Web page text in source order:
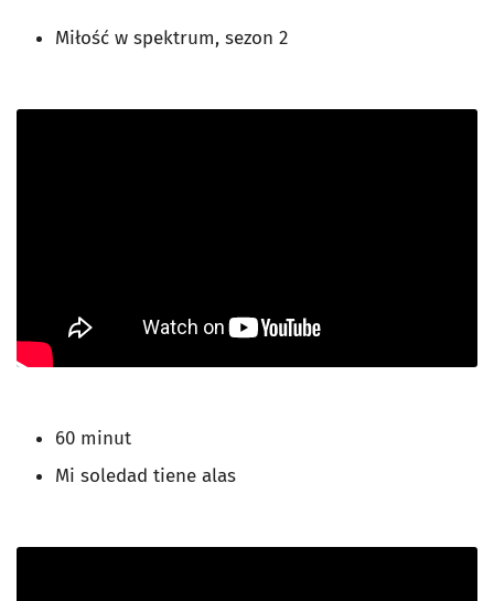
Miłość w spektrum, sezon 2
60 minut
Mi soledad tiene alas